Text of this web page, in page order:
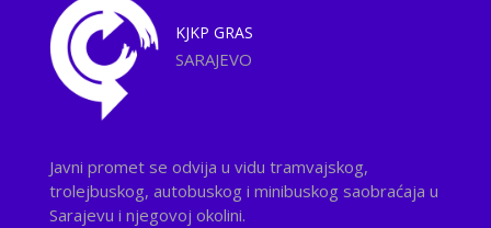
KJKP GRAS
SARAJEVO
Javni promet se odvija u vidu tramvajskog,
trolejbuskog, autobuskog i minibuskog saobraćaja u
Sarajevu i njegovoj okolini.